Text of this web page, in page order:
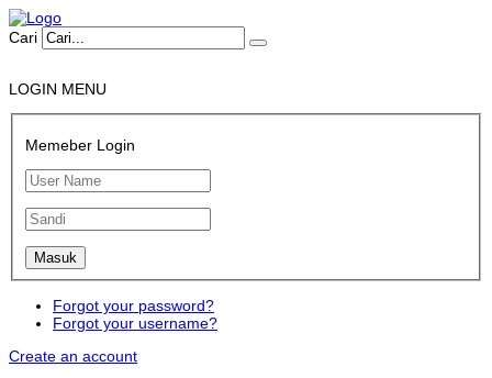
Cari
LOGIN MENU
Memeber Login
Forgot your password?
Forgot your username?
Create an account